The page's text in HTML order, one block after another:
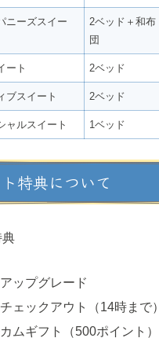
ニーズスイー
2ベッド＋和布
団
ート 2ベッド
ブスイート 2ベッド
ャルスイート 1ベッド
特典について
典
ップグレード
ェックアウト（14時まで）
ムギフト（500ポイント）